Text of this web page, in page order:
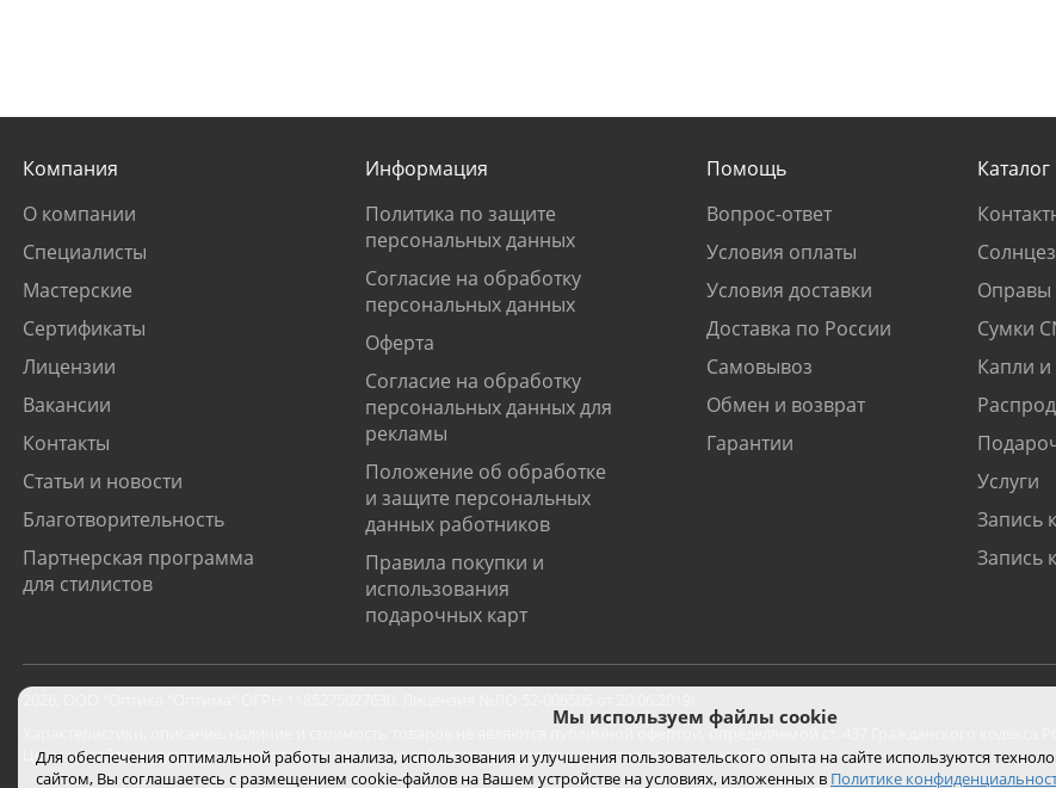
Компания
О компании
Специалисты
Мастерские
Сертификаты
Лицензии
Вакансии
Контакты
Статьи и новости
Благотворительность
Партнерская программа
для стилистов
Информация
Политика по защите
персональных данных
Согласие на обработку
персональных данных
Оферта
Согласие на обработку
персональных данных для
рекламы
Положение об обработке
и защите персональных
данных работников
Правила покупки и
использования
подарочных карт
Помощь
Вопрос-ответ
Условия оплаты
Условия доставки
Доставка по России
Самовывоз
Обмен и возврат
Гарантии
Каталог
Оправы
Сумки
Капли
Услуги
Запись
Запись
Характеристики, описание, наличие и стоимость товаров не являются публичной офертой, определяемой ст. 437 Гражданского кодекса РФ.
Цены на сайте могут отличаться от цен в салонах и действуют только при покупке с помощью сайта.
Мы используем файлы cookie
Для обеспечения оптимальной работы анализа, использования и улучшения пользовательского опыта на сайте используются
сайтом, Вы соглашаетесь с размещением cookie-файлов на Вашем устройстве на условиях, изложенных в Политике